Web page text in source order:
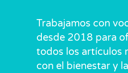
Trabajamos con
desde 2018 para
todos los artículos
con el bienestar y